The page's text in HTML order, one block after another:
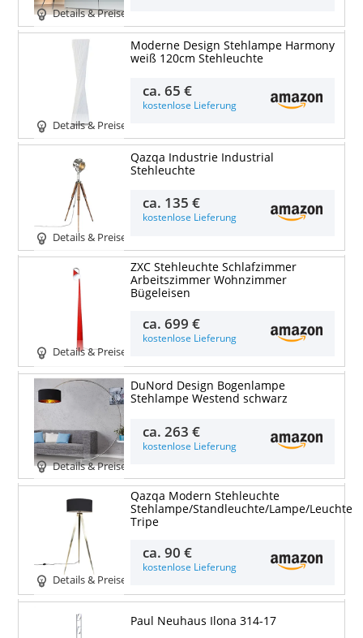
Details & Preise
Details & Preise
Moderne Design Stehlampe Harmony
weiß 120cm Stehleuchte
ca.65 €
kostenlose Lieferung
Details & Preise
Qazqa Industrie Industrial
Stehleuchte
ca. 135 €
kostenlose Lieferung
Details & Preise
ZXC Stehleuchte Schlafzimmer
Arbeitszimmer Wohnzimmer
Bügeleisen
ca.699 €
kostenlose Lieferung
Details & Preise
DuNord Design Bogenlampe
Stehlampe Westend schwarz
ca.263 €
kostenlose Lieferung
Details & Preise
Qazqa Modern Stehleuchte
Stehlampe/Standleuchte/Lampe/Leuchte
Tripe
ca.90 €
kostenlose Lieferung
Paul Neuhaus Ilona 314-17